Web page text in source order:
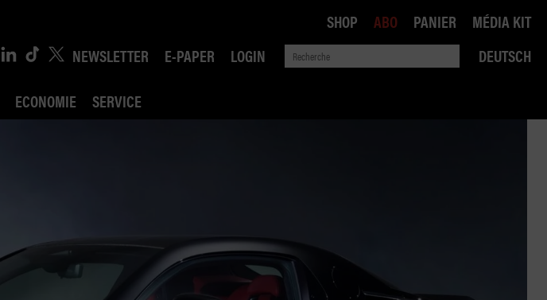
NEWSLETTER E-PAPER LOGIN
DEUTSCH
ECONOMIE SERVICE
SHOP ABO PANIER MÉDIA KIT